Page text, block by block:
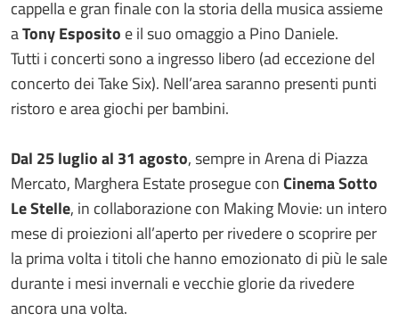
cappella e gran finale con la storia della musica assieme
aTony Esposito e il suo omaggio a Pino Daniele.
Tutti i concerti sono a ingresso libero (ad eccezione del
concerto dei Take Six). Nell’area saranno presenti punti
ristoro e area giochi per bambini.
Dal 25 luglio al 31 agosto, sempre in Arena di Piazza
Mercato, Marghera Estate prosegue conCinema Sotto
Le Stelle, in collaborazione con Making Movie: un intero
mese di proiezioni all’aperto per rivedere o scoprire per
la prima volta i titoli che hanno emozionato di più le sale
durante i mesi invernali e vecchie glorie da rivedere
ancora una volta.